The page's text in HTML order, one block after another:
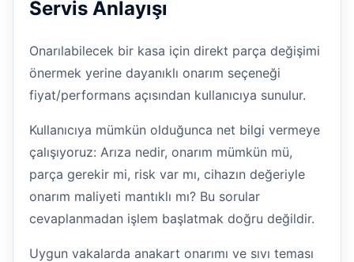
Servis Anlayışı
Onarılabilecek bir kasa için direkt parça değişimi
önermek yerine dayanıklı onarım seçeneği
fiyat/performans açısından kullanıcıya sunulur.
Kullanıcıya mümkün olduğunca net bilgi vermeye
çalışıyoruz: Arıza nedir, onarım mümkün mü,
parça gerekir mi, risk var mı, cihazın değeriyle
onarım maliyeti mantıklı mı? Bu sorular
cevaplanmadan işlem başlatmak doğru değildir.
Uygun vakalarda anakart onarımı ve sıvı teması